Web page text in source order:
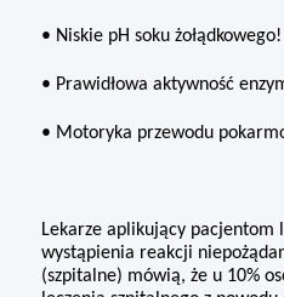
• Niskie pH soku żołądkowego!
• Prawidłowa aktywność
• Motoryka przewodu
Lekarze aplikujący pacjentom
wystąpienia reakcji
(szpitalne) mówią, że u 10%